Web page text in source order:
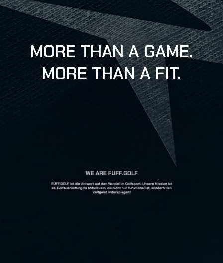
MORE THAN A GAME.
MORE THAN A FIT.